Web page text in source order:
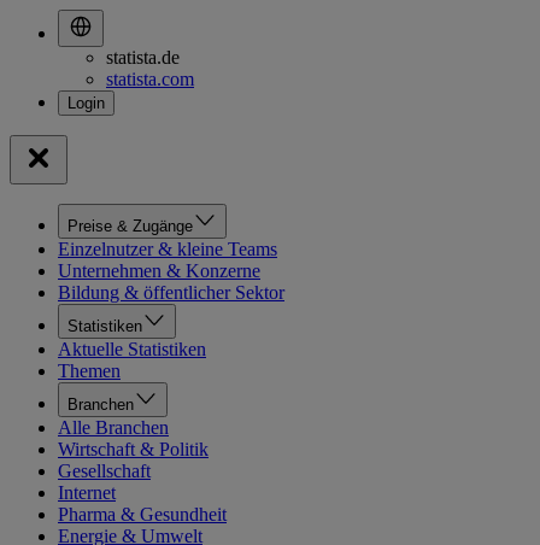
statista.de
statista.com
Preise & Zugänge
Einzelnutzer & kleine Teams
Unternehmen & Konzerne
Bildung & öffentlicher Sektor
Statistiken
Aktuelle Statistiken
Themen
Branchen
Alle Branchen
Wirtschaft & Politik
Gesellschaft
Internet
Pharma & Gesundheit
Energie & Umwelt